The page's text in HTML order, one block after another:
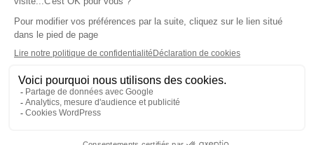
Téléchargez l'application
Les cookies
Gestion des cookies
Crédit photos : ©Sud Radio / Pierre Olivier